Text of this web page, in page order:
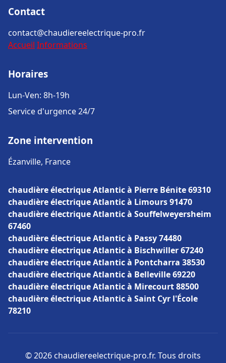
Contact
contact@chaudiereelectrique-pro.fr
Accueil Informations
Horaires
Lun-Ven: 8h-19h
Service d'urgence 24/7
Zone intervention
Ézanville, France
chaudière électrique Atlantic à Pierre Bénite 69310
chaudière électrique Atlantic à Limours 91470
chaudière électrique Atlantic à Souffelweyersheim
67460
chaudière électrique Atlantic à Passy 74480
chaudière électrique Atlantic à Bischwiller 67240
chaudière électrique Atlantic à Pontcharra 38530
chaudière électrique Atlantic à Belleville 69220
chaudière électrique Atlantic à Mirecourt 88500
chaudière électrique Atlantic à Saint Cyr l'École
78210
© 2026 chaudiereelectrique-pro.fr. Tous droits